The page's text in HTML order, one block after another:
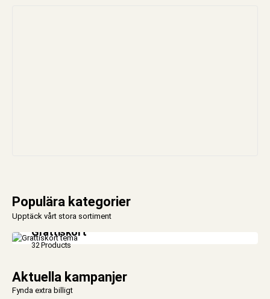
Populära kategorier
Upptäck vårt stora sortiment
Grattiskort
32 Products
Aktuella kampanjer
Fynda extra billigt